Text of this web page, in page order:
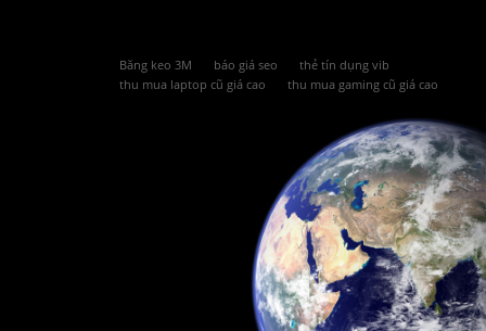
Băng keo 3M báo giá seo
thẻ tín dụng vib
thu mua laptop cũ giá cao
thu mua gaming cũ giá cao